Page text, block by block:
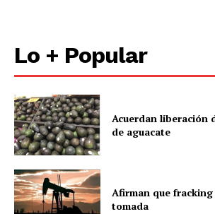
Lo + Popular
Acuerdan liberación
de aguacate
Afirman que
tomada